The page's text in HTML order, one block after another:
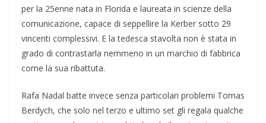
per la 25enne nata in Florida e laureata in scienze della
comunicazione, capace di seppellire la Kerber sotto 29
vincenti complessivi. E la tedesca stavolta non è stata in
grado di contrastarla nemmeno in un marchio di fabbrica
come la sua ribattuta.
Rafa Nadal batte invece senza particolari problemi Tomas
Berdych, che solo nel terzo e ultimo set gli regala qualche